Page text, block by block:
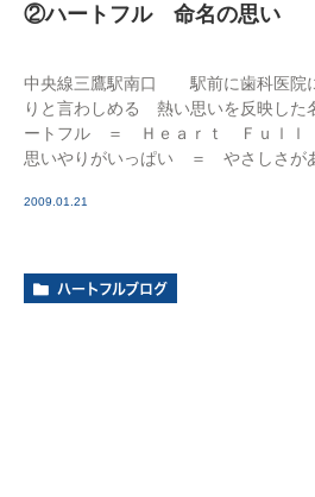
②ハートフル 命名の思い
中央線三鷹駅南口 駅前に歯科医院
りと言わしめる 熱い思いを反映し
ートフル ＝ Ｈｅａｒｔ Ｆｕｌ
思いやりがいっぱい ＝ やさしさが
2009.01.21
ハートフルブログ